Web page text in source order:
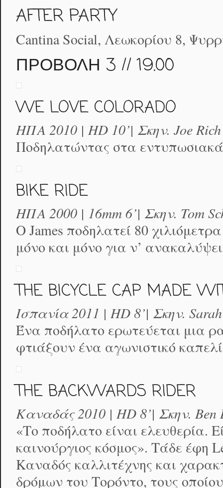
AFTER PARTY
Cantina Social, Λεωκορίου 8,
ΠΡΟΒΟΛΗ 3 // 19.00
WE LOVE COLORADO
ΗΠΑ 2010 | HD 10’| Σκην. Joe Rich
Ποδηλατώντας στα
BIKE RIDE
ΗΠΑ 2000 | 16mm 6’| Σκην. Tom
Ο James ποδηλατεί 80
μόνο και μόνο για ν’
THE BICYCLE CAP MADE
Ισπανία 2011 | HD 8’| Σκην.
Ένα ποδήλατο ερωτεύεται μια
φτιάξουν ένα αγωνιστικό
THE BACKWARDS RIDER
Καναδάς 2010 | HD 8’| Σκην. Ben
«Το ποδήλατο είναι ελευθερία.
καινούργιος κόσμος». Τάδε έφη
Καναδός καλλιτέχνης και
δρόμων του Τορόντο, τους